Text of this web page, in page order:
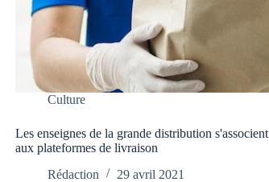
Culture
Les enseignes de la grande distribution s'associent
aux plateformes de livraison
Rédaction
29 avril 2021